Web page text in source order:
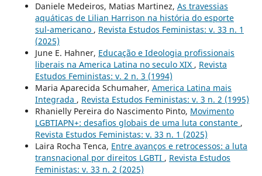
Daniele Medeiros, Matias Martinez, As travessias
aquáticas de Lilian Harrison na história do esporte
sul-americano , Revista Estudos Feministas: v. 33 n. 1
(2025)
June E. Hahner, Educação e Ideologia profissionais
liberais na America Latina no seculo XIX , Revista
Estudos Feministas: v. 2 n. 3 (1994)
Maria Aparecida Schumaher, America Latina mais
Integrada , Revista Estudos Feministas: v. 3 n. 2 (1995)
Rhanielly Pereira do Nascimento Pinto, Movimento
LGBTIAPN+: desafios globais de uma luta constante ,
Revista Estudos Feministas: v. 33 n. 1 (2025)
Laira Rocha Tenca, Entre avanços e retrocessos: a luta
transnacional por direitos LGBTI , Revista Estudos
Feministas: v. 33 n. 2 (2025)